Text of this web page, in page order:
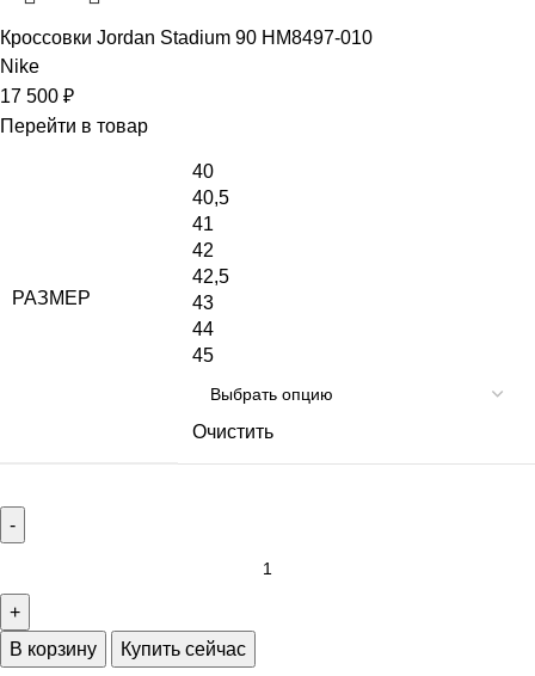
Кроссовки Jordan Stadium 90 HM8497-010
Nike
17 500 ₽
Перейти в товар
РАЗМЕР
40
40,5
41
42
42,5
43
44
45
Очистить
В корзину Купить сейчас